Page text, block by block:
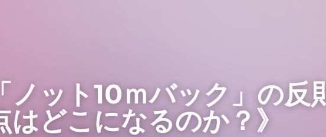
ノット10ｍバック」の反
はどこになるのか？》